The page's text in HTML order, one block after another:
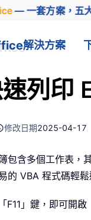
— 一套方案，五
解決方案
列印
修改日期2025-04-17
包含多個工作表，
的 VBA 程式碼輕鬆
F11」鍵，即可開